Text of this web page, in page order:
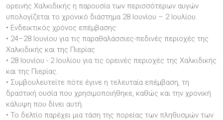
ορεινής Χαλκιδικής η παρουσία των περισσότερων αυγών
υπολογίζεται το χρονικό διάστημα 28 Ιουνίου – 2 Ιουλίου.
• Ενδεικτικός χρόνος επέμβασης:
• 24–28 Ιουνίου για τις παραθαλάσσιες-πεδινές περιοχές της
Χαλκιδικής και της Πιερίας.
• 28 Ιουνίου - 2 Ιουλίου για τις ορεινές περιοχές της Χαλκιδικής
και της Πιερίας.
• Συμβουλευτείτε πότε έγινε η τελευταία επέμβαση, τη
δραστική ουσία που χρησιμοποιήθηκε, καθώς και την χρονική
κάλυψη που δίνει αυτή.
• Το δελτίο παρέχει μια τάση της πορείας των πληθυσμών των